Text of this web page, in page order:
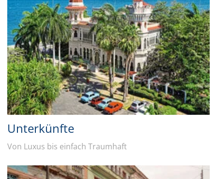
Unterkünfte
Von Luxus bis einfach Traumhaft